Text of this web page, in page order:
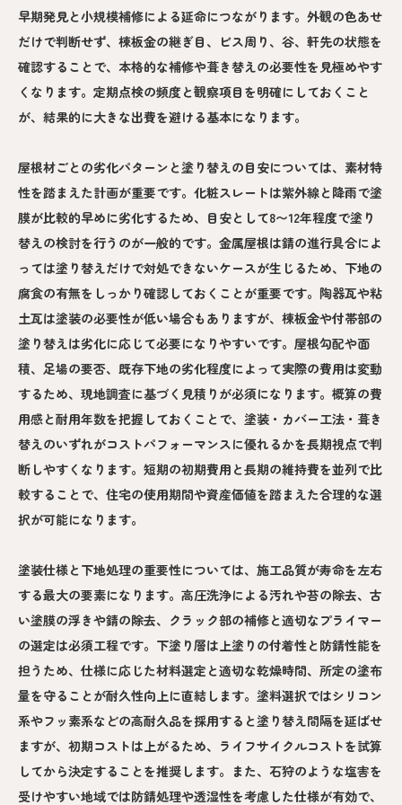
早期発見と小規模補修による延命につながります。外観の色あせ
だけで判断せず、棟板金の継ぎ目、ビス周り、谷、軒先の状態を
確認することで、本格的な補修や葺き替えの必要性を見極めやす
くなります。定期点検の頻度と観察項目を明確にしておくこと
が、結果的に大きな出費を避ける基本になります。
屋根材ごとの劣化パターンと塗り替えの目安については、素材特
性を踏まえた計画が重要です。化粧スレートは紫外線と降雨で塗
膜が比較的早めに劣化するため、目安として8〜12年程度で塗り
替えの検討を行うのが一般的です。金属屋根は錆の進行具合によ
っては塗り替えだけで対処できないケースが生じるため、下地の
腐食の有無をしっかり確認しておくことが重要です。陶器瓦や粘
土瓦は塗装の必要性が低い場合もありますが、棟板金や付帯部の
塗り替えは劣化に応じて必要になりやすいです。屋根勾配や面
積、足場の要否、既存下地の劣化程度によって実際の費用は変動
するため、現地調査に基づく見積りが必須になります。概算の費
用感と耐用年数を把握しておくことで、塗装・カバー工法・葺き
替えのいずれがコストパフォーマンスに優れるかを長期視点で判
断しやすくなります。短期の初期費用と長期の維持費を並列で比
較することで、住宅の使用期間や資産価値を踏まえた合理的な選
択が可能になります。
塗装仕様と下地処理の重要性については、施工品質が寿命を左右
する最大の要素になります。高圧洗浄による汚れや苔の除去、古
い塗膜の浮きや錆の除去、クラック部の補修と適切なプライマー
の選定は必須工程です。下塗り層は上塗りの付着性と防錆性能を
担うため、仕様に応じた材料選定と適切な乾燥時間、所定の塗布
量を守ることが耐久性向上に直結します。塗料選択ではシリコン
系やフッ素系などの高耐久品を採用すると塗り替え間隔を延ばせ
ますが、初期コストは上がるため、ライフサイクルコストを試算
してから決定することを推奨します。また、石狩のような塩害を
受けやすい地域では防錆処理や透湿性を考慮した仕様が有効で、